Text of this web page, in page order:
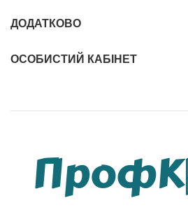
ДОДАТКОВО
ОСОБИСТИЙ КАБІНЕТ